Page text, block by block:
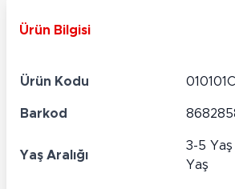
Ürün Bilgisi
Ürün Kodu
Barkod
Yaş Aralığı
3-5 Yaş
Yaş